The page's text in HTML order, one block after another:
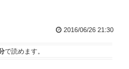
2016/06/26 21:30
で読めます。